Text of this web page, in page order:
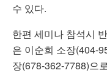
수 있다.
한편 세미나 참석시
은 이순희 소장(404-
장(678-362-7788)으